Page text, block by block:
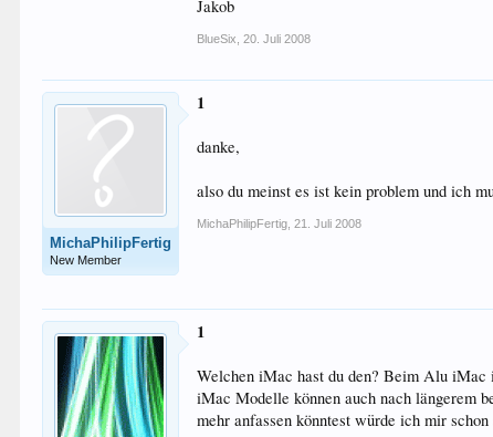
Jakob
BlueSix 20. Juli 2008
MichaPhilipFertig
New Member
1
danke,
also du meinst es ist kein problem und ich
MichaPhilipFertig 21. Juli 2008
1
Welchen iMac hast du den? Beim Alu iMac
iMac Modelle können auch nach längerem
mehr anfassen könntest würde ich mir schon